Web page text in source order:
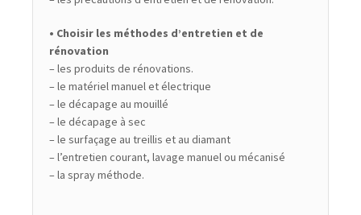
• Choisir les méthodes d’entretien et de
rénovation
– les produits de rénovations.
– le matériel manuel et électrique
– le décapage au mouillé
– le décapage à sec
– le surfaçage au treillis et au diamant
– l’entretien courant, lavage manuel ou mécanisé
– la spray méthode.